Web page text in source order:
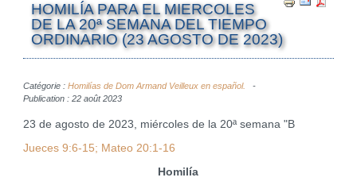
HOMILÍA PARA EL MIERCOLES
DE LA 20ª SEMANA DEL TIEMPO
ORDINARIO (23 AGOSTO DE 2023)
Catégorie : Homilías de Dom Armand Veilleux en español.
Publication : 22 août 2023
23 de agosto de 2023, miércoles de la 20ª semana "B
Jueces 9:6-15; Mateo 20:1-16
Homilía